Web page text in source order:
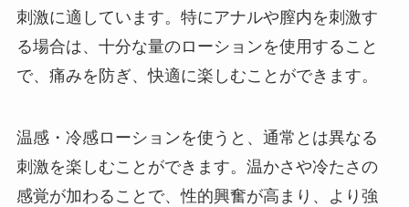
刺激に適しています。特にアナルや膣内を刺激す
る場合は、十分な量のローションを使用すること
で、痛みを防ぎ、快適に楽しむことができます。
温感・冷感ローションを使うと、通常とは異なる
刺激を楽しむことができます。温かさや冷たさの
感覚が加わることで、性的興奮が高まり、より強